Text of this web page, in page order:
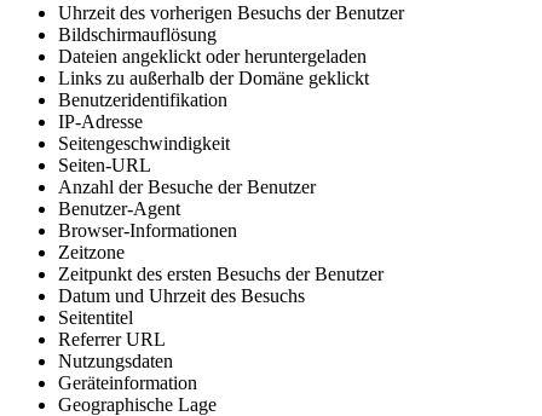
Uhrzeit des vorherigen Besuchs der Benutzer
Bildschirmauflösung
Dateien angeklickt oder heruntergeladen
Links zu außerhalb der Domäne geklickt
Benutzeridentifikation
IP-Adresse
Seitengeschwindigkeit
Seiten-URL
Anzahl der Besuche der Benutzer
Benutzer-Agent
Browser-Informationen
Zeitzone
Zeitpunkt des ersten Besuchs der Benutzer
Datum und Uhrzeit des Besuchs
Seitentitel
Referrer URL
Nutzungsdaten
Geräteinformation
Geographische Lage